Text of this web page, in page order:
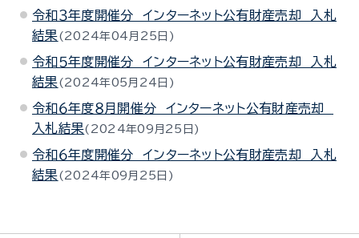
令和３年度開催分 インターネット公有財産売却 入札
結果
2024年04月25日
令和５年度開催分 インターネット公有財産売却 入札
結果
2024年05月24日
令和６年度８月開催分 インターネット公有財産売却
入札結果
2024年09月25日
令和６年度開催分 インターネット公有財産売却 入札
結果
2024年09月25日